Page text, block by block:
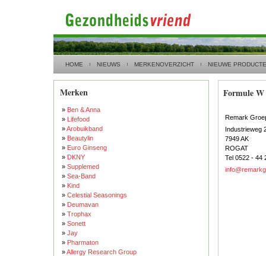
HOME NIEUWS MERKENOVERZICHT NIEUWE
Merken
» Ben & Anna
» Lifefood
»Arobuikband
» Beautylin
» Euro Ginseng
» DKNY
» Supplemed
» Sea-Band
» Kind
» Celestial Seasonings
» Deumavan
» Trophax
» Sonett
» Jay
» Pharmaton
»Allergy Research Group
Formule W
Remark
Industrieweg
7949 AK
ROGAT
Tel 0522 - 44